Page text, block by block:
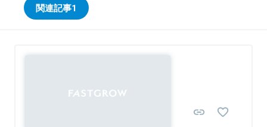
関連記事1